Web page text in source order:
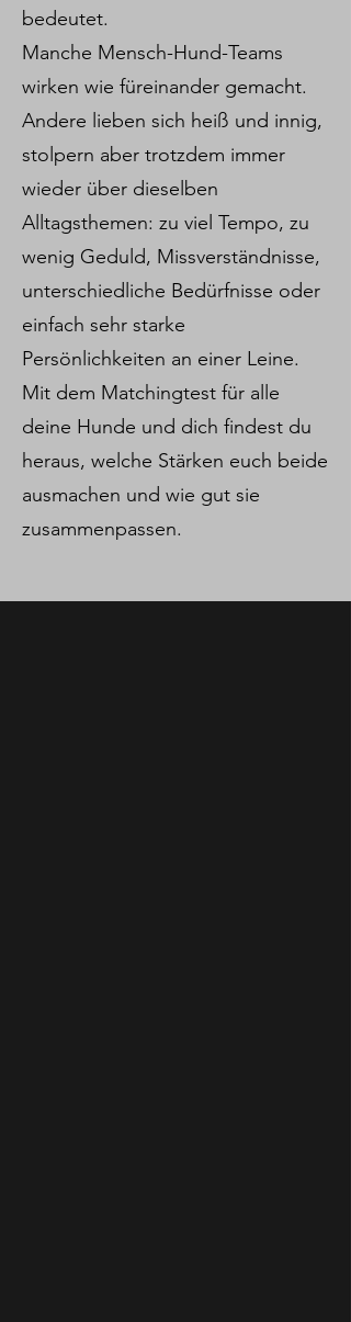
bedeutet.
Manche Mensch-Hund-Teams
wirken wie füreinander gemacht.
Andere lieben sich heiß und innig,
stolpern aber trotzdem immer
wieder über dieselben
Alltagsthemen: zu viel Tempo, zu
wenig Geduld, Missverständnisse,
unterschiedliche Bedürfnisse oder
einfach sehr starke
Persönlichkeiten an einer Leine.
Mit dem Matchingtest für alle
deine Hunde und dich findest du
heraus, welche Stärken euch beide
ausmachen und wie gut sie
zusammenpassen.